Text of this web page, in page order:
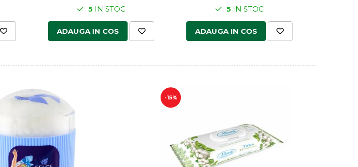
5 IN STOC
ADAUGA IN COS
5 IN STOC
ADAUGA IN COS
-15%